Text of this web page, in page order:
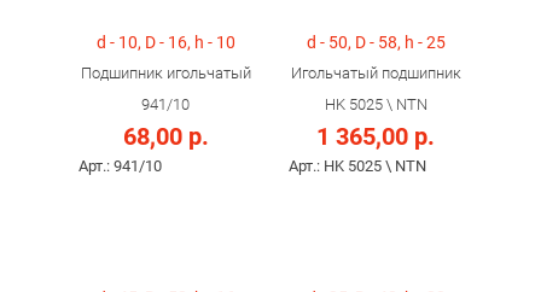
d - 10, D - 16, h - 10
Подшипник игольчатый
941/10
68,00 р.
Арт.: 941/10
d - 50, D - 58, h - 25
Игольчатый подшипник
HK 5025 \ NTN
1 365,00 р.
Арт.: HK 5025 \ NTN